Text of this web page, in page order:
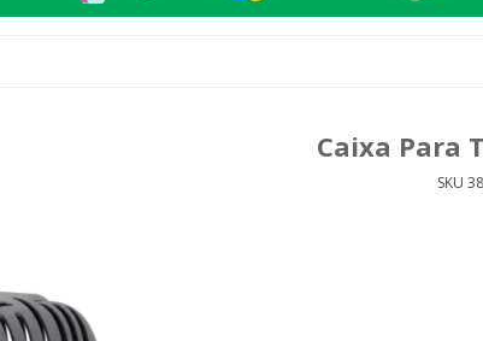
Caixa Para
SKU